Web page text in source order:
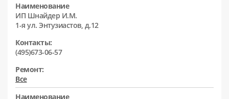
Наименование
ИП Шнайдер И.М.
1-я ул. Энтузиастов, д.12
Контакты:
(495)673-06-57
Ремонт:
Все
Наименование